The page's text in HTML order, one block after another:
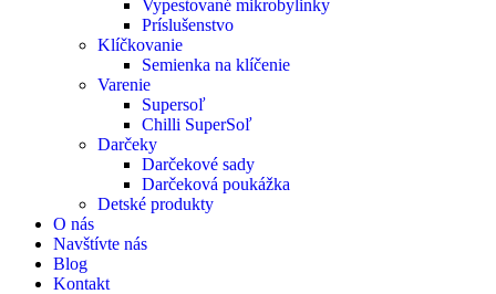
Vypestované mikrobylinky
Príslušenstvo
Klíčkovanie
Semienka na klíčenie
Varenie
Supersoľ
Chilli SuperSoľ
Darčeky
Darčekové sady
Darčeková poukážka
Detské produkty
O nás
Navštívte nás
Blog
Kontakt